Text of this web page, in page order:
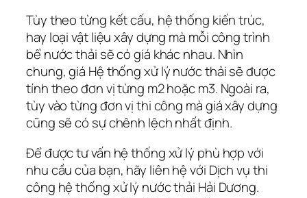
Tùy theo từng kết cấu, hệ thống kiến trúc,
hay loại vật liệu xây dựng mà mỗi công trình
bể nước thải sẽ có giá khác nhau. Nhìn
chung, giá Hệ thống xử lý nước thải sẽ được
tính theo đơn vị từng m2 hoặc m3. Ngoài ra,
tùy vào từng đơn vị thi công mà giá xây dựng
cũng sẽ có sự chênh lệch nhất định.
Để được tư vấn hệ thống xử lý phù hợp với
nhu cầu của bạn, hãy liên hệ với Dịch vụ thi
công hệ thống xử lý nước thải Hải Dương.